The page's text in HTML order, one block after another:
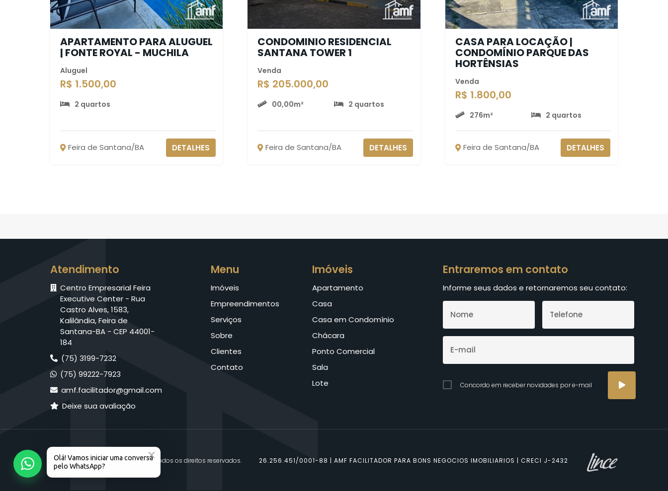
APARTAMENTO PARA ALUGUEL
| FONTE ROYAL - MUCHILA
Aluguel
R$ 1.500,00
2 quartos
Feira de Santana/BA DETALHES
CONDOMINIO RESIDENCIAL
SANTANA TOWER 1
Venda
R$ 205.000,00
00,00m² 2 quartos
Feira de Santana/BA DETALHES
CASA PARA LOCAÇÃO |
CONDOMÍNIO PARQUE DAS
HORTÊNSIAS
Venda
R$ 1.800,00
276m² 2 quartos
Feira de Santana/BA DETALHES
Atendimento
Centro Empresarial Feira
Executive Center - Rua
Castro Alves, 1583,
Kalilândia, Feira de
Santana-BA - CEP 44001-
184
(75) 3199-7232
(75) 99222-7923
amf.facilitador@gmail.com
Deixe sua avaliação
Menu
Imóveis
Empreendimentos
Serviços
Sobre
Clientes
Contato
Imóveis
Apartamento
Casa
Casa em Condomínio
Chácara
Ponto Comercial
Sala
Lote
Entraremos em contato
Informe seus dados e retornaremos seu contato:
Concordo em receber novidades por e-mail
© 2026 AMF Facilitador. Todos os direitos reservados. 26.256.451/0001-88 | AMF FACILITADOR PARA BONS NEGOCIOS IMOBILIARIOS | CRECI J-2432